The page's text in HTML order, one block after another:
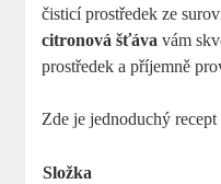
čisticí prostředek ze
citronová šťáva vám
prostředek a příjemně
Zde je jednoduchý
Složka